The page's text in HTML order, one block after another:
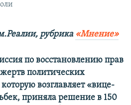
рубрика «Мнение»
по восстановлению прав
политических
возглавляет «вице-
приняла решение в 150